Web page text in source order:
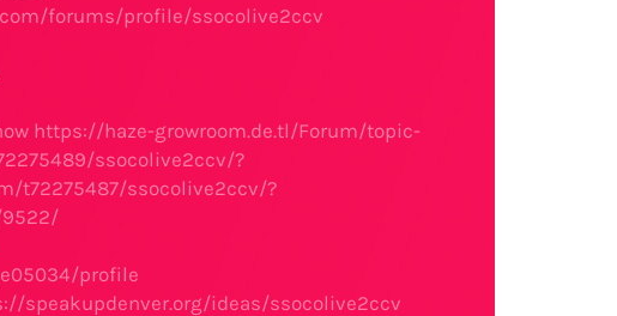
forums/profile/ssocolive2ccv
https://haze-growroom.de.tl/Forum/topic-
ssocolive2ccv/?
t72275487/ssocolive2ccv/?
profile
speakupdenver.org/ideas/ssocolive2ccv